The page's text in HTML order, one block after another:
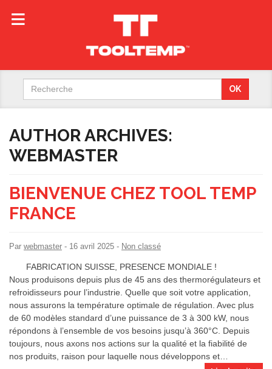
Search
OK
AUTHOR ARCHIVES:
WEBMASTER
BIENVENUE CHEZ TOOL TEMP
FRANCE
Par webmaster - 16 avril 2025 - Non classé
FABRICATION SUISSE, PRESENCE MONDIALE !
Nous produisons depuis plus de 45 ans des thermorégulateurs et
refroidisseurs pour l’industrie. Quelle que soit votre application,
nous assurons la température optimale de régulation. Avec plus
de 60 modèles standard d’une puissance de 3 à 300 kW, nous
répondons à l’ensemble de vos besoins jusqu’à 360°C. Depuis
toujours, nous axons nos actions sur la qualité et la fiabilité de
nos produits, raison pour laquelle nous développons et…